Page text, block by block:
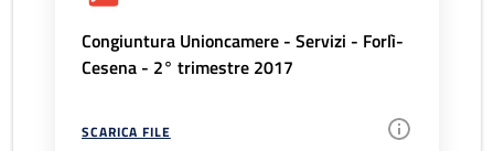
Congiuntura Unioncamere - Servizi - Forlì-
Cesena - 2° trimestre 2017
SCARICA FILE